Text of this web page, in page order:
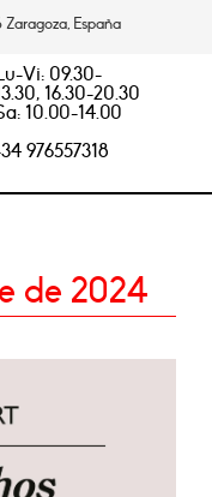
España
Vi: 09.30-
16.30-20.30
10.00-14.00
976557318
de 2024